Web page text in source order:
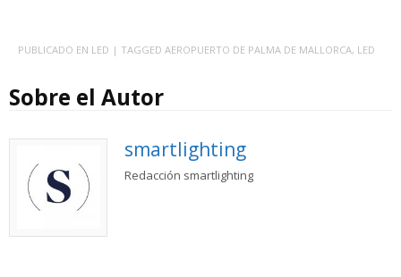
PUBLICADO EN LED | TAGGED AEROPUERTO DE PALMA DE MALLORCA, LED
Sobre el Autor
smartlighting
Redacción smartlighting